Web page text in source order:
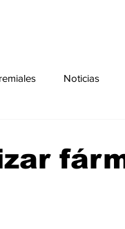
Noticias
especial